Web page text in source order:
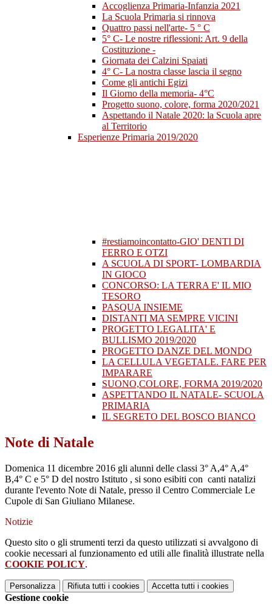
Accoglienza Primaria-Infanzia 2021
La Scuola Primaria si rinnova
Quattro passi nell'arte- 5 ° C
5° C- Le nostre riflessioni: Art. 9 della
Costituzione -
Giornata dei Calzini Spaiati
4° C- La nostra classe lascia il segno
Come gli antichi Egizi
Il Giorno della memoria- 4°C
Progetto suono, colore, forma 2020/2021
Aspettando il Natale 2020: la Scuola apre
al Territorio
Esperienze Primaria 2019/2020
#restiamoincontatto-GIO' DENTI DI
FERRO E OTZI
A SCUOLA DI SPORT- LOMBARDIA
IN GIOCO
CONCORSO: LA TERRA E' IL MIO
TESORO
PASQUA INSIEME
DISTANTI MA SEMPRE VICINI
PROGETTO LEGALITA' E
BULLISMO 2019/2020
PROGETTO DANZE DEL MONDO
LA CELLULA VEGETALE. FARE PER
IMPARARE
SUONO,COLORE, FORMA 2019/2020
ASPETTANDO IL NATALE- SCUOLA
PRIMARIA
IL SEGRETO DEL BOSCO BIANCO
Note di Natale
Domenica 11 dicembre 2016 gli alunni delle classi 3° A,4° A,4°
B,4° C e 5° D del nostro Istituto , si sono esibiti con canti natalizi
durante l'evento Note di Natale, presso il Centro Commerciale Le
Cupole di San Giuliano Milanese.
Notizie
Questo sito o gli strumenti terzi da questo utilizzati si avvalgono di
cookie necessari al funzionamento ed utili alle finalità illustrate nella
COOKIE POLICY.
Personalizza Rifiuta tutti i cookies Accetta tutti i cookies
Gestione cookie